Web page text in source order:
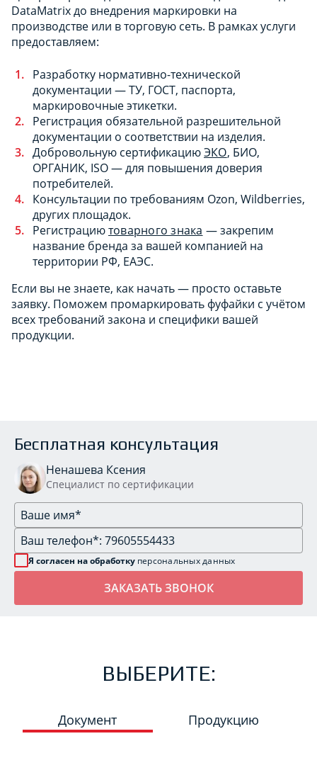
DataMatrix до внедрения маркировки на
производстве или в торговую сеть. В рамках услуги
предоставляем:
Разработку нормативно-технической
документации — ТУ, ГОСТ, паспорта,
маркировочные этикетки.
Регистрация обязательной разрешительной
документации о соответствии на изделия.
Добровольную сертификациюЭКО, БИО,
ОРГАНИК, ISO — для повышения доверия
потребителей.
Консультации по требованиям Ozon, Wildberries,
других площадок.
Регистрациютоварного знака — закрепим
название бренда за вашей компанией на
территории РФ, ЕАЭС.
Если вы не знаете, как начать — просто оставьте
заявку. Поможем промаркировать фуфайки с учётом
всех требований закона и специфики вашей
продукции.
Бесплатная консультация
Ненашева Ксения
Специалист по сертификации
Я согласен на обработку персональных данных
ВЫБЕРИТЕ:
Документ Продукцию